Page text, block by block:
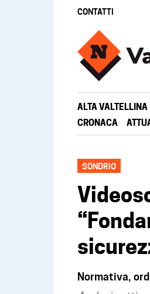
CONTATTI
ALTA VALTELLINA
CRONACA
SONDRIO
Normativa,